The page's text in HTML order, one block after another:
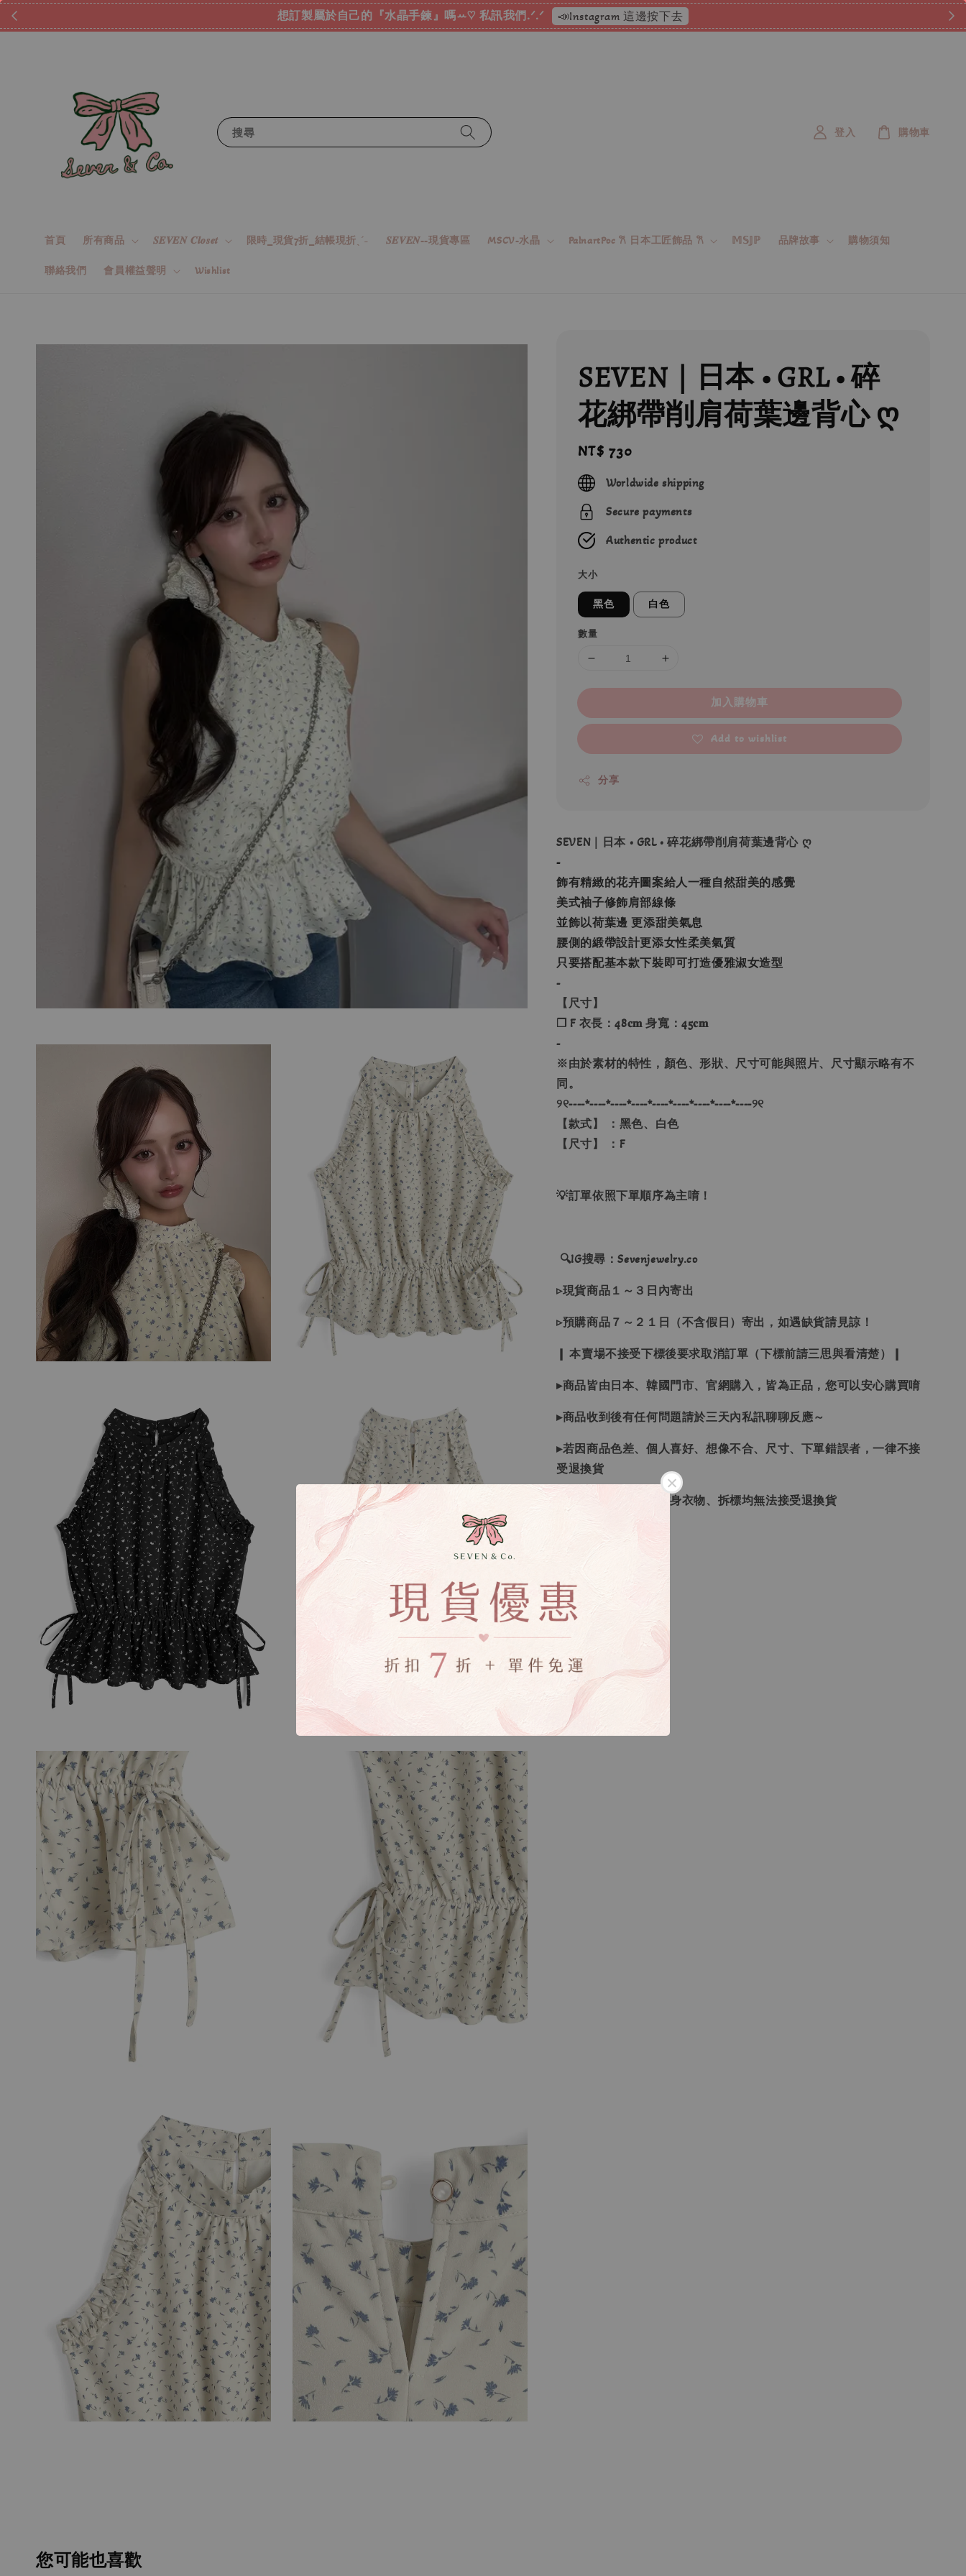
想訂製屬於自己的『水晶手鍊』嗎ꕀ♡ 私訊我們.ᐟ.ᐟ 📣Instagram 這邊按下去
搜尋
首頁 所有商品 𝑺𝑬𝑽𝑬𝑵 𝑪𝒍𝒐𝒔𝒆𝒕 限時_現貨7折_結帳現折ˎˊ˗ 𝑺𝑬𝑽𝑬𝑵--現貨專區 MSCV-水晶 PalnartPoc 𐙚 日本工匠飾品 𐙚 𝕄𝕊𝕁ℙ 品牌故事 購物須知
聯絡我們 會員權益聲明 Wishlist
登入 購物車
SEVEN｜日本 • GRL • 碎
花綁帶削肩荷葉邊背心 ღ
Regular
price
NT$ 730
Worldwide shipping
Secure payments
Authentic product
大小
黑色 白色
數量
加入購物車
Add to wishlist
分享
SEVEN｜日本 • GRL • 碎花綁帶削肩荷葉邊背心 ღ
-
飾有精緻的花卉圖案給人一種自然甜美的感覺
美式袖子修飾肩部線條
並飾以荷葉邊 更添甜美氣息
腰側的緞帶設計更添女性柔美氣質
只要搭配基本款下裝即可打造優雅淑女造型
-
【尺寸】
❐ F 衣長：48𝐜𝐦 身寬：45𝐜𝐦
-
※由於素材的特性，顏色、形狀、尺寸可能與照片、尺寸顯示略有不
同。
୨୧----*----*----*----*----*----*----*----*----୨୧
【款式】 ：黑色、白色
【尺寸】 ：F
💡訂單依照下單順序為主唷！
🔍IG搜尋：Sevenjewelry.co
▹現貨商品１～３日內寄出
▹預購商品７～２１日（不含假日）寄出，如遇缺貨請見諒！
❙ 本賣場不接受下標後要求取消訂單（下標前請三思與看清楚）❙
▸商品皆由日本、韓國門市、官網購入，皆為正品，您可以安心購買唷
▸商品收到後有任何問題請於三天內私訊聊聊反應～
▸若因商品色差、個人喜好、想像不合、尺寸、下單錯誤者，一律不接
受退換貨
▸下水過後的商品、貼身衣物、拆標均無法接受退換貨
您可能也喜歡